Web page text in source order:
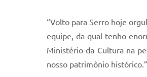
“Volto para Serro hoje
equipe, da qual tenho
Ministério da Cultura na
nosso patrimônio